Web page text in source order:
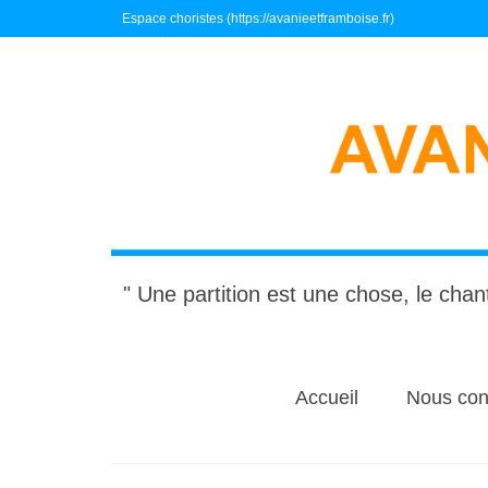
Espace choristes (https://avanieetframboise.fr)
" Une partition est une chose, le
Accueil Nous